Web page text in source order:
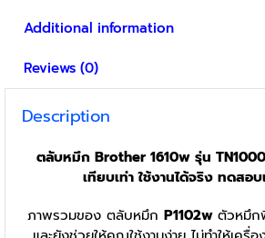
Additional information
Reviews (0)
Description
ตลับหมึก Brother 1610w รุ่น
เทียบเท่า ใช้งานได้จริง ทดสอ
ภาพรวมของ ตลับหมึก P1102w ตัวหมึก